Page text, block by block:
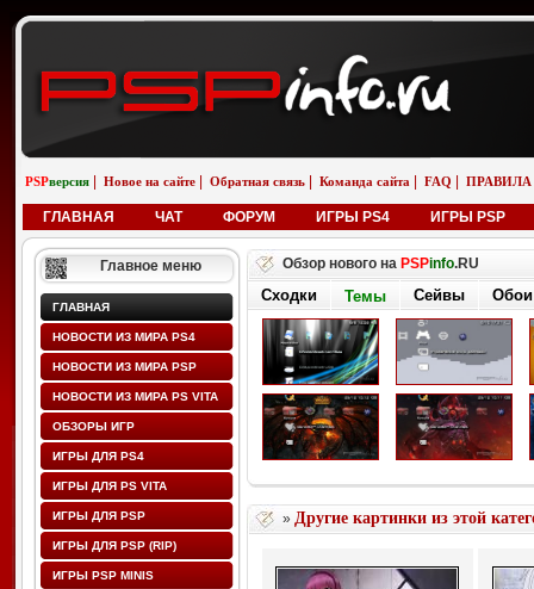
PSPверсия Новое на сайте Обратная связь Команда сайта FAQ ПРАВИЛА
ГЛАВНАЯ ЧАТ ФОРУМ ИГРЫ PS4 ИГРЫ PSP
Главное меню
ГЛАВНАЯ
НОВОСТИ ИЗ МИРА PS4
НОВОСТИ ИЗ МИРА PSP
НОВОСТИ ИЗ МИРА PS VITA
ОБЗОРЫ ИГР
ИГРЫ ДЛЯ PS4
ИГРЫ ДЛЯ PS VITA
ИГРЫ ДЛЯ PSP
ИГРЫ ДЛЯ PSP (RIP)
ИГРЫ PSP MINIS
Обзор нового на PSPinfo.RU
Сходки Темы Сейвы Обои
» Другие картинки из этой